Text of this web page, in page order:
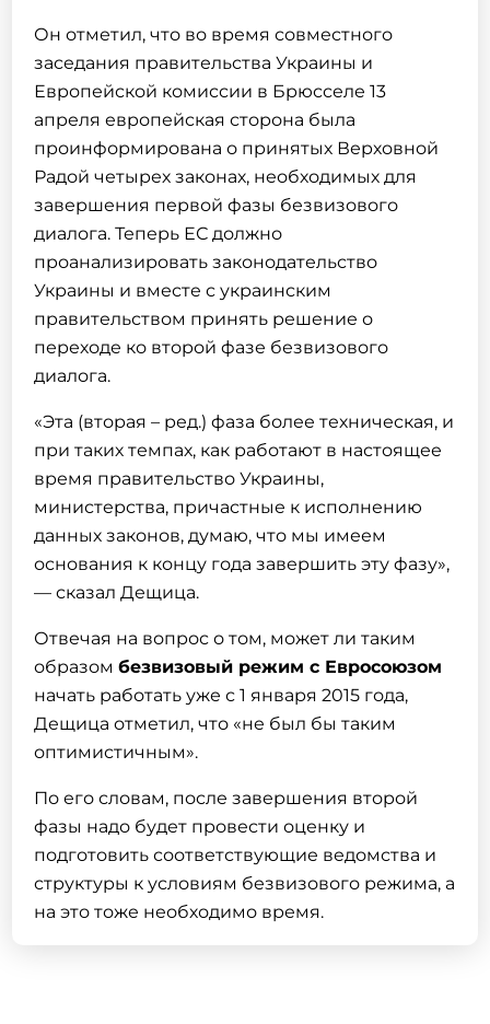
Он отметил, что во время совместного
заседания правительства Украины и
Европейской комиссии в Брюсселе 13
апреля европейская сторона была
проинформирована о принятых Верховной
Радой четырех законах, необходимых для
завершения первой фазы безвизового
диалога. Теперь ЕС должно
проанализировать законодательство
Украины и вместе с украинским
правительством принять решение о
переходе ко второй фазе безвизового
диалога.
«Эта (вторая – ред.) фаза более техническая, и
при таких темпах, как работают в настоящее
время правительство Украины,
министерства, причастные к исполнению
данных законов, думаю, что мы имеем
основания к концу года завершить эту фазу»,
— сказал Дещица.
Отвечая на вопрос о том, может ли таким
образомбезвизовый режим с Евросоюзом
начать работать уже с 1 января 2015 года,
Дещица отметил, что «не был бы таким
оптимистичным».
По его словам, после завершения второй
фазы надо будет провести оценку и
подготовить соответствующие ведомства и
структуры к условиям безвизового режима, а
на это тоже необходимо время.